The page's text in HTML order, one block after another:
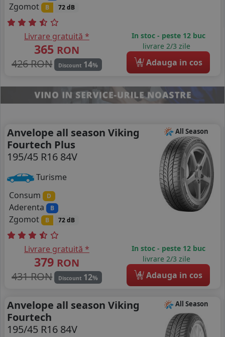
Zgomot B 72 dB
Livrare gratuită *
365 RON
426 RON
Discount 14%
In stoc - peste 12 buc
livrare 2/3 zile
4 Adauga in cos
All Season
Anvelope all season Viking
Fourtech Plus
195/45 R16 84V
Turisme
Consum
D
Aderenta B
Zgomot B 72 dB
Livrare gratuită *
379 RON
431 RON
Discount 12%
In stoc - peste 12 buc
livrare 2/3 zile
4 Adauga in cos
All Season
Anvelope all season Viking
Fourtech
195/45 R16 84V